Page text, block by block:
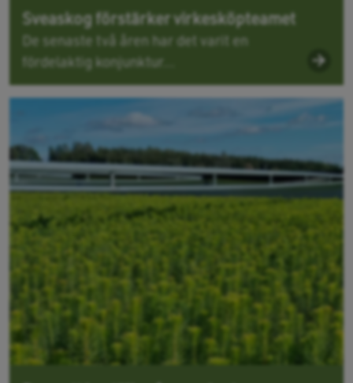
Sveaskog förstärker virkesköpteamet
De senaste två åren har det varit en
fördelaktig konjunktur...